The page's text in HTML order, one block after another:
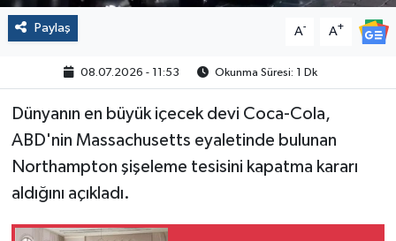
Paylaş A- A+
08.07.2026 - 11:53 Okunma Süresi: 1 Dk
Dünyanın en büyük içecek devi Coca-Cola,
ABD'nin Massachusetts eyaletinde bulunan
Northampton şişeleme tesisini kapatma kararı
aldığını açıkladı.
Yaşam
Çalışma Hayatı
Kadın
Yurt
2024 Seçim Sonuçları